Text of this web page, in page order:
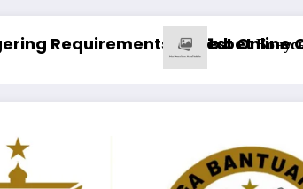
qazanma yolları
Ап: отзывы о выводе средств на